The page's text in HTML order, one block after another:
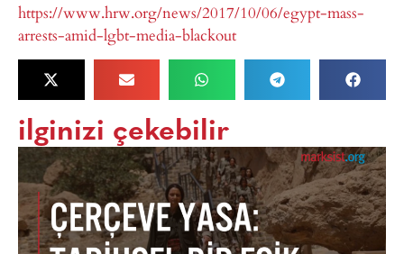
https://www.hrw.org/news/2017/10/06/egypt-mass-
arrests-amid-lgbt-media-blackout
ilginizi çekebilir